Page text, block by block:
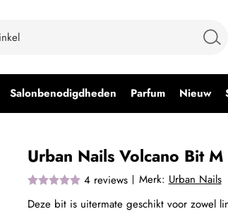
Salonbenodigdheden Parfum Nieuw
Urban Nails Volcano Bit
4 reviews Merk: Urban Nails
Deze bit is uitermate geschikt voor zowel